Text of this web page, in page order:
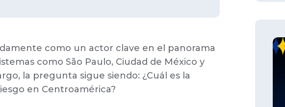
como un actor clave en el panorama
como São Paulo, Ciudad de México y
la pregunta sigue siendo: ¿Cuál es la
en Centroamérica?